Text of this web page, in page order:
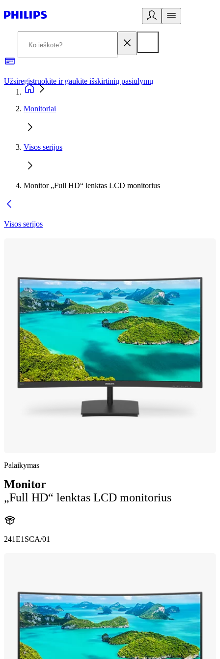
Užsiregistruokite ir gaukite išskirtinių pasiūlymų
Monitoriai
Visos serijos
Monitor „Full HD“ lenktas LCD monitorius
Visos serijos
Palaikymas
Monitor
„Full HD“ lenktas LCD monitorius
241E1SCA/01